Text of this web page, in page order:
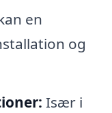
en
og
Især i